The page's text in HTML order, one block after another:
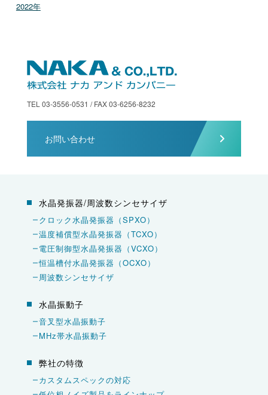
2022年
TEL 03-3556-0531 / FAX 03-6256-8232
お問い合わせ
水晶発振器/周波数シンセサイザ
クロック水晶発振器（SPXO）
温度補償型水晶発振器（TCXO）
電圧制御型水晶発振器（VCXO）
恒温槽付水晶発振器（OCXO）
周波数シンセサイザ
水晶振動子
音叉型水晶振動子
MHz帯水晶振動子
弊社の特徴
カスタムスペックの対応